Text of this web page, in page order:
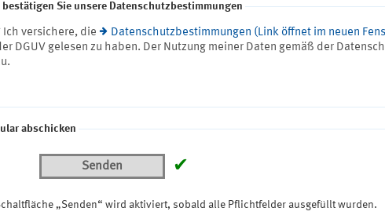
Sie unsere Datenschutzbestimmungen
Ich versichere, die
Datenschutzbestimmungen (Link öffnet im neuen
DGUV gelesen zu haben. Der Nutzung meiner Daten gemäß der
abschicken
Senden ✔
„Senden“ wird aktiviert, sobald alle Pflichtfelder ausgefüllt wurden.